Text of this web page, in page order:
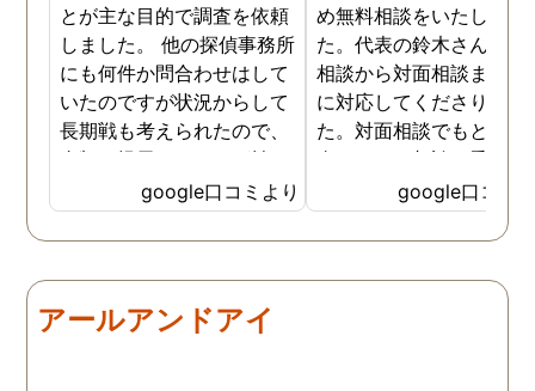
とが主な目的で調査を依頼
しました。 他の探偵事務所
にも何件か問合わせはして
いたのですが状況からして
長期戦も考えられたので、
金額を提示されそれが払え
ないとそもそも相談もでき
ない状態でした。 そんな中
ダメ元で同じ相談をした
してくださり、そして私が
持ってる情報から的確にア
google口コミより
め無料相談をいたしまし
た。代表の鈴木さんが電
相談から対面相談まです
に対応してくださりまし
た。対面相談でもとても
身になって相談に乗って
ださりすぐに契約といっ
こともなく金銭的な問題
ありましたので相談して
さりました。結果として
google口コミ
アールアンドアイ